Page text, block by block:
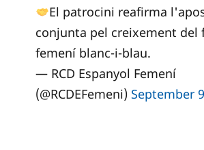
El patrocini reafirma
conjunta pel creixement del
femení blanc-i-blau.
— RCD Espanyol Femení
(@RCDEFemeni) September